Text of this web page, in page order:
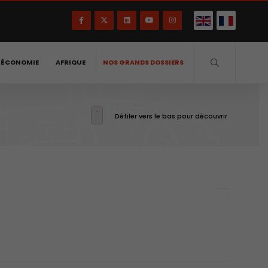
AFRIQUE NOS GRANDS DOSSIERS
Défiler vers le bas pour découvrir